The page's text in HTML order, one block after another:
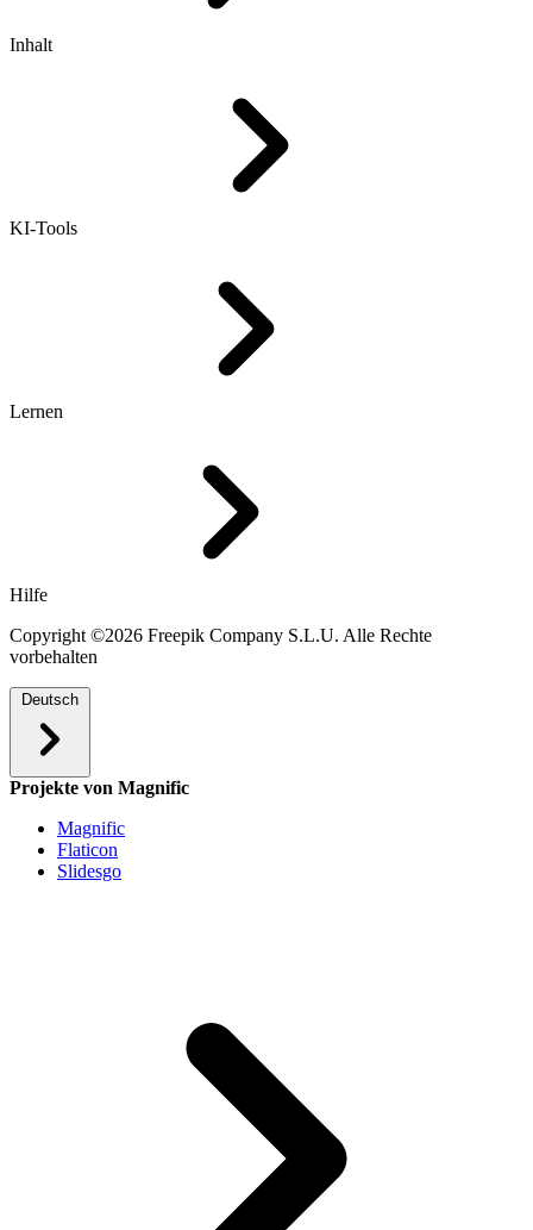
Inhalt
KI-Tools
Lernen
Hilfe
Copyright ©2026 Freepik Company S.L.U. Alle Rechte
vorbehalten
Deutsch
Projekte von Magnific
Magnific
Flaticon
Slidesgo